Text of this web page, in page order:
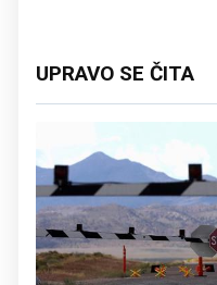
UPRAVO SE ČITA